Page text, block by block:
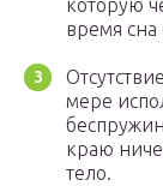
которую
время сна
мере
краю
тело.